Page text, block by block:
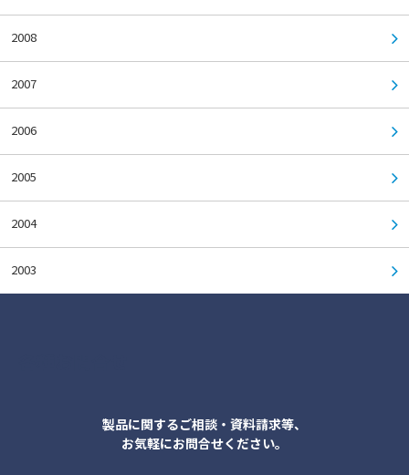
2008
2007
2006
2005
2004
2003
製品に関するご相談・資料請求等、
お気軽にお問合せください。